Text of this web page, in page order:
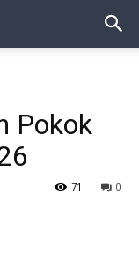
Pokok
0
71